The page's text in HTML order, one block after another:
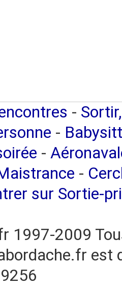
-
-
-
-
sur Sortie-
1997-2009
est